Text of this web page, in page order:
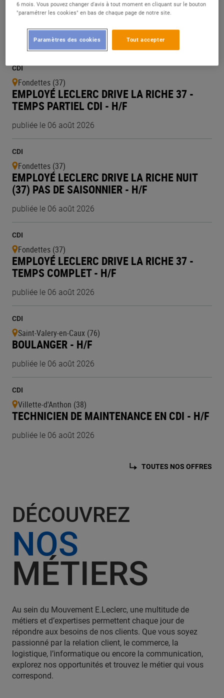
LES DERNIÈRES OFFRES
CDI
Fondettes (37)
EMPLOYÉ LECLERC DRIVE LA RICHE 37 -
TEMPS PARTIEL CDI - H/F
publiée le 06 août 2026
CDI
Fondettes (37)
EMPLOYÉ LECLERC DRIVE LA RICHE NUIT
(37) PAS DE SAISONNIER - H/F
publiée le 06 août 2026
CDI
Fondettes (37)
EMPLOYÉ LECLERC DRIVE LA RICHE 37 -
TEMPS COMPLET - H/F
publiée le 06 août 2026
CDI
Saint-Valery-en-Caux (76)
BOULANGER - H/F
publiée le 06 août 2026
CDI
Villette-d'Anthon (38)
TECHNICIEN DE MAINTENANCE EN CDI - H/F
publiée le 06 août 2026
TOUTES NOS OFFRES
DÉCOUVREZ
NOS
MÉTIERS
Au sein du Mouvement E.Leclerc, une multitude de
métiers et d’expertises permettent chaque jour de
répondre aux besoins de nos clients. Que vous soyez
passionné par la relation client, le commerce, la
logistique, l’informatique ou encore la communication,
explorez nos opportunités et trouvez le métier qui vous
correspond.
6 mois. Vous pouvez changer d'avis à tout moment en cliquant sur le bouton
"paramétrer les cookies" en bas de chaque page de notre site.
Tout accepter
Paramètres des cookies